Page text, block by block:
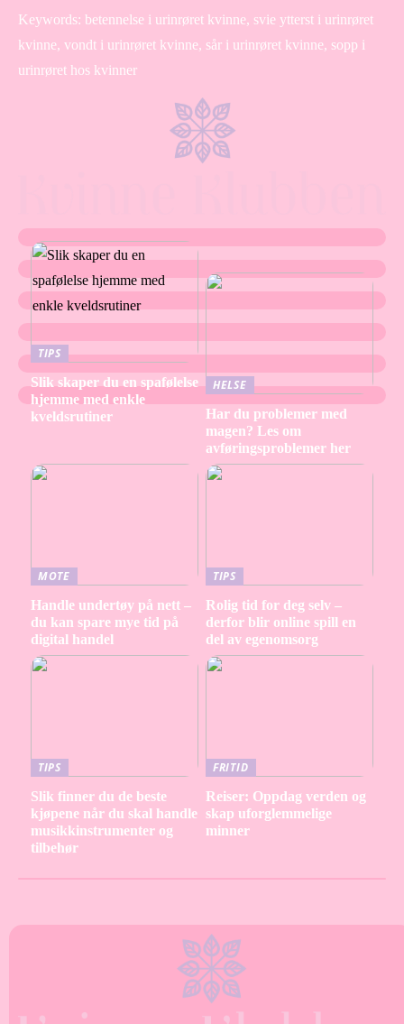
Keywords: betennelse i urinrøret kvinne, svie ytterst i urinrøret
kvinne, vondt i urinrøret kvinne, sår i urinrøret kvinne, sopp i
urinrøret hos kvinner
TIPS
Slik skaper du en spafølelse
hjemme med enkle
kveldsrutiner
HELSE
Har du problemer med
magen? Les om
avføringsproblemer her
MOTE
Handle undertøy på nett –
du kan spare mye tid på
digital handel
TIPS
Rolig tid for deg selv –
derfor blir online spill en
del av egenomsorg
TIPS
Slik finner du de beste
kjøpene når du skal handle
musikkinstrumenter og
tilbehør
FRITID
Reiser: Oppdag verden og
skap uforglemmelige
minner